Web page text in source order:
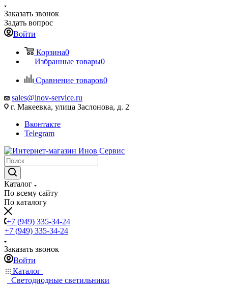
Заказать звонок
Задать вопрос
Войти
Корзина0
Избранные товары0
Сравнение товаров0
sales@inov-service.ru
г. Макеевка, улица Заслонова, д. 2
Вконтакте
Telegram
Каталог
По всему сайту
По каталогу
+7 (949) 335-34-24
+7 (949) 335-34-24
Заказать звонок
Войти
Каталог
Светодиодные светильники